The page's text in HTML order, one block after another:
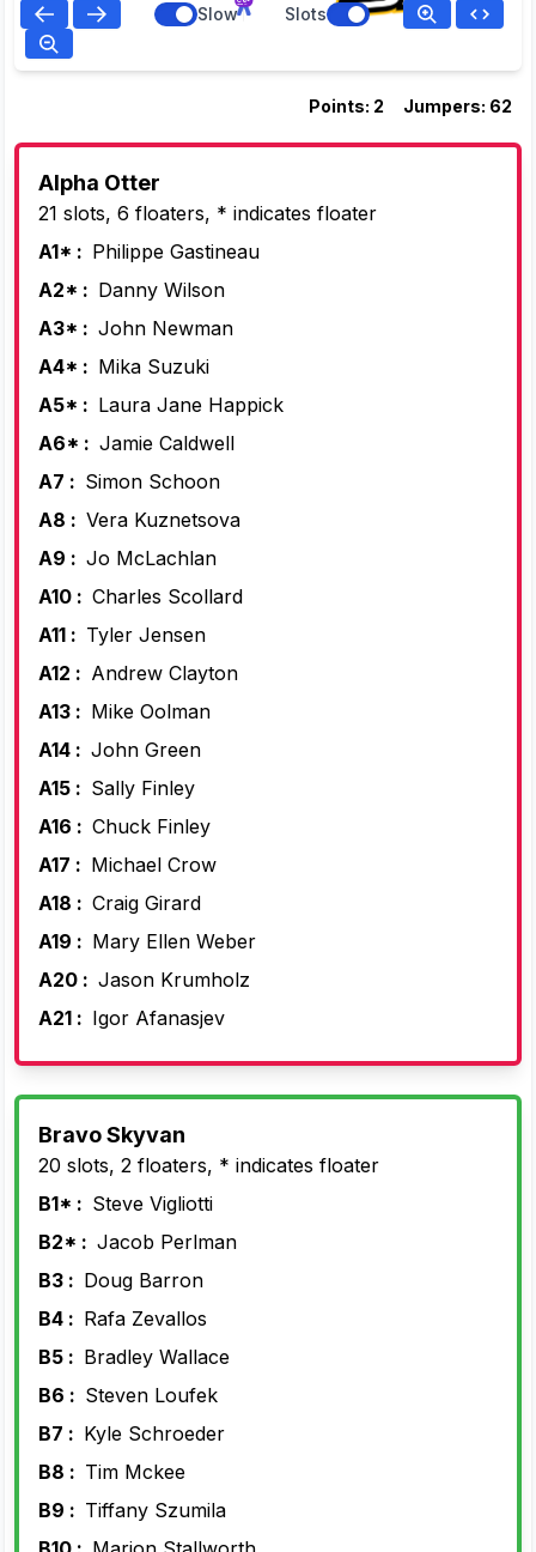
Slow Slots
Points: 2 Jumpers: 62
Alpha Otter
21 slots, 6 floaters, * indicates floater
A1* : Philippe Gastineau
A2* : Danny Wilson
A3* : John Newman
A4* : Mika Suzuki
A5* : Laura Jane Happick
A6* : Jamie Caldwell
A7 : Simon Schoon
A8 : Vera Kuznetsova
A9 : Jo McLachlan
A10 : Charles Scollard
A11 : Tyler Jensen
A12 : Andrew Clayton
A13 : Mike Oolman
A14 : John Green
A15 : Sally Finley
A16 : Chuck Finley
A17 : Michael Crow
A18 : Craig Girard
A19 : Mary Ellen Weber
A20 : Jason Krumholz
A21 : Igor Afanasjev
Bravo Skyvan
20 slots, 2 floaters, * indicates floater
B1* : Steve Vigliotti
B2* : Jacob Perlman
B3 : Doug Barron
B4 : Rafa Zevallos
B5 : Bradley Wallace
B6 : Steven Loufek
B7 : Kyle Schroeder
B8 : Tim Mckee
B9 : Tiffany Szumila